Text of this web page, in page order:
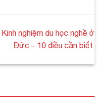
Kinh nghiệm du học nghề ở
Đức – 10 điều cần biết